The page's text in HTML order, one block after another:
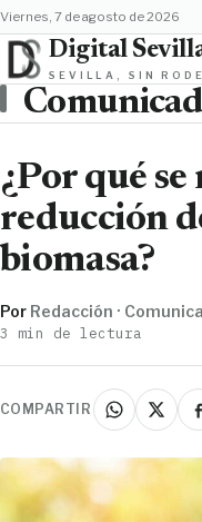
viernes, 7 de agosto de 2026
Digital
SEVILLA, SIN
¿Por qué
reducción
biomasa?
Por Redacción ·
3 min de lectura
COMPARTIR